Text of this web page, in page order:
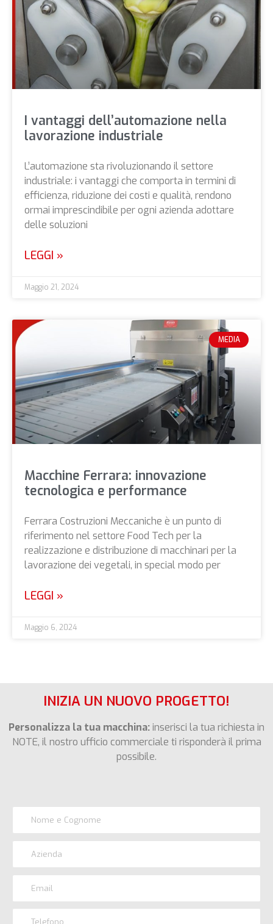
I vantaggi dell’automazione nella
lavorazione industriale
L’automazione sta rivoluzionando il settore
industriale: i vantaggi che comporta in termini di
efficienza, riduzione dei costi e qualità, rendono
ormai imprescindibile per ogni azienda adottare
delle soluzioni
LEGGI »
Maggio 21, 2024
MEDIA
Macchine Ferrara: innovazione
tecnologica e performance
Ferrara Costruzioni Meccaniche è un punto di
riferimento nel settore Food Tech per la
realizzazione e distribuzione di macchinari per la
lavorazione dei vegetali, in special modo per
LEGGI »
Maggio 6, 2024
INIZIA UN NUOVO PROGETTO!
Personalizza la tua macchina:inserisci la tua richiesta in
NOTE, il nostro ufficio commerciale ti risponderà il prima
possibile.